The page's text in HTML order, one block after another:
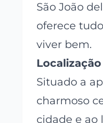
São João
oferece
viver bem.
Situado a
charmoso
cidade e ao